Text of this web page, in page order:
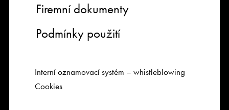
Firemní dokumenty
Podmínky použití
Interní oznamovací systém – whistleblowing
Cookies